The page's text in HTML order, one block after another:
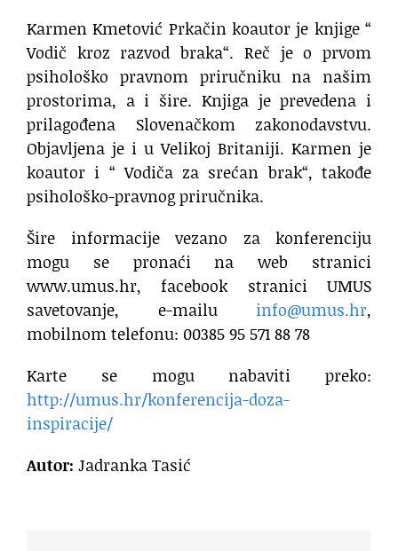
Karmen Kmetović Prkačin koautor je knjige “
Vodič kroz razvod braka“. Reč je o prvom
psihološko pravnom priručniku na našim
prostorima, a i šire. Knjiga je prevedena i
prilagođena Slovenačkom zakonodavstvu.
Objavljena je i u Velikoj Britaniji. Karmen je
koautor i “ Vodiča za srećan brak“, takođe
psihološko-pravnog priručnika.
Šire informacije vezano za konferenciju
mogu se pronaći na web stranici
www.umus.hr, facebook stranici UMUS
savetovanje, e-mailu info@umus.hr,
mobilnom telefonu: 00385 95 571 88 78
Karte se mogu nabaviti preko:
http://umus.hr/konferencija-doza-
inspiracije/
Autor: Jadranka Tasić